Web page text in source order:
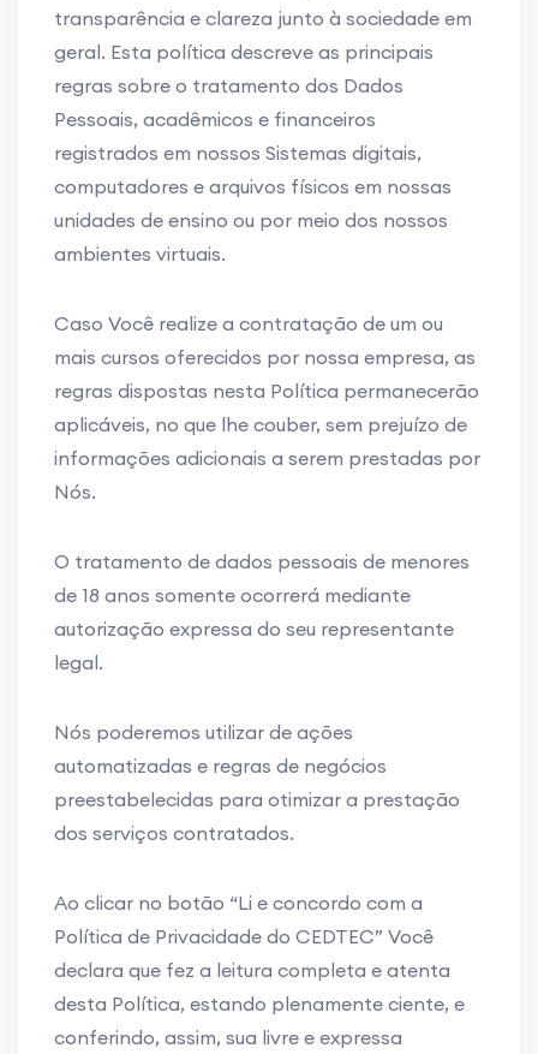
transparência e clareza junto à sociedade em
geral. Esta política descreve as principais
regras sobre o tratamento dos Dados
Pessoais, acadêmicos e financeiros
registrados em nossos Sistemas digitais,
computadores e arquivos físicos em nossas
unidades de ensino ou por meio dos nossos
ambientes virtuais.
Caso Você realize a contratação de um ou
mais cursos oferecidos por nossa empresa, as
regras dispostas nesta Política permanecerão
aplicáveis, no que lhe couber, sem prejuízo de
informações adicionais a serem prestadas por
Nós.
O tratamento de dados pessoais de menores
de 18 anos somente ocorrerá mediante
autorização expressa do seu representante
legal.
Nós poderemos utilizar de ações
automatizadas e regras de negócios
preestabelecidas para otimizar a prestação
dos serviços contratados.
Ao clicar no botão “Li e concordo com a
Política de Privacidade do CEDTEC” Você
declara que fez a leitura completa e atenta
desta Política, estando plenamente ciente, e
conferindo, assim, sua livre e expressa